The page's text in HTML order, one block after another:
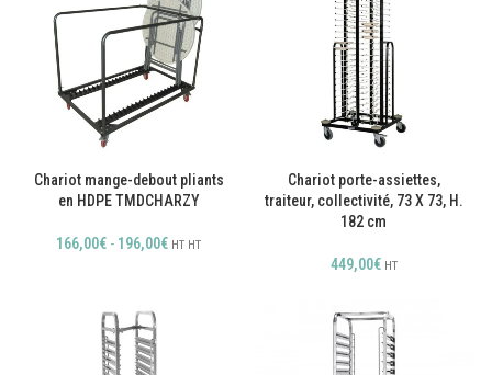
Chariot mange-debout pliants
en HDPE TMDCHARZY
166,00€ - 196,00€ HT HT
Chariot porte-assiettes,
traiteur, collectivité, 73 X 73, H.
182 cm
449,00€ HT